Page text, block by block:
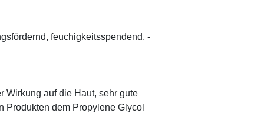
feuchigkeitsspendend,
Wirkung auf die Haut, sehr gute
Produkten dem Propylene Glycol